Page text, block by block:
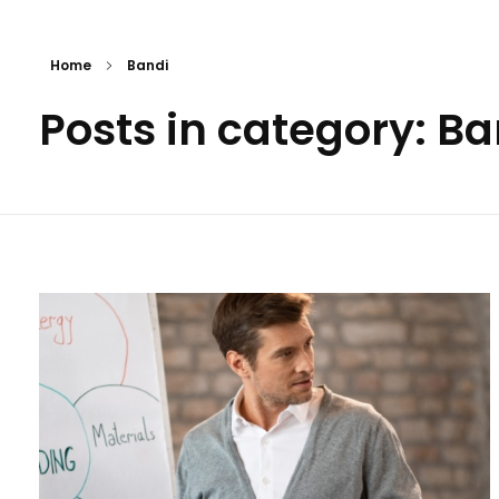
Home Bandi
Posts in category: